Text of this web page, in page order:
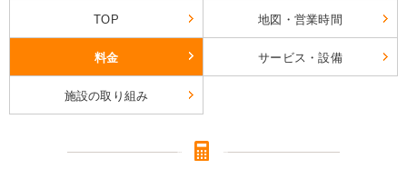
TOP 地図・営業時間
料金 サービス・設備
施設の取り組み